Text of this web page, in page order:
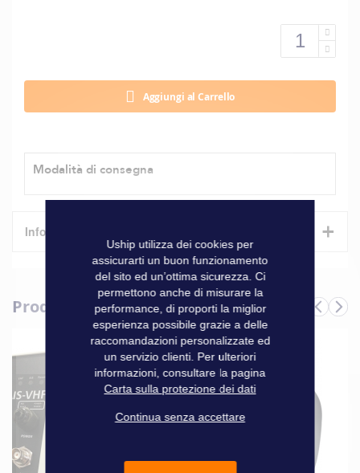
Aggiungi al Carrello
Modalità di consegna
Informazioni tecniche +
Caratteristiche
Informazioni
Digital Yacht
Produits complémentaires
Uship utilizza dei cookies per
assicurarti un buon funzionamento
del sito ed un’ottima sicurezza. Ci
permettono anche di misurare la
performance, di proporti la miglior
esperienza possibile grazie a delle
raccomandazioni personalizzate ed
un servizio clienti. Per ulteriori
informazioni, consultare la pagina
Carta sulla protezione dei dati
Continua senza accettare